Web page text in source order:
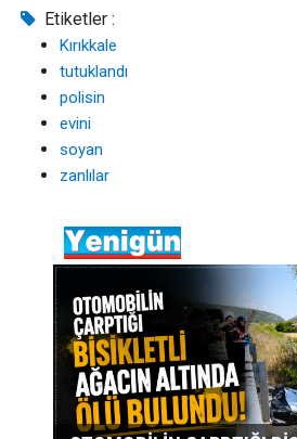
Etiketler :
Kırıkkale
tutuklandı
polisin
evini
soyan
zanlılar